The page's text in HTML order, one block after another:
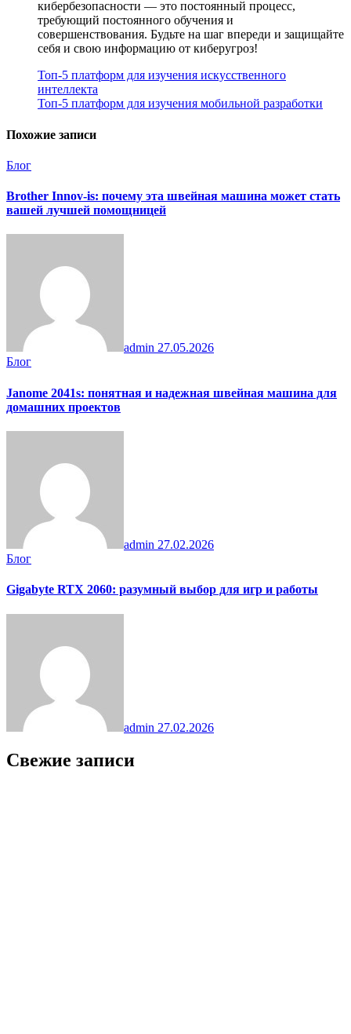
кибербезопасности — это постоянный процесс,
требующий постоянного обучения и
совершенствования. Будьте на шаг впереди и защищайте
себя и свою информацию от киберугроз!
Навигация
по
Топ-5 платформ для изучения искусственного
интеллекта
Топ-5 платформ для изучения мобильной разработки
Похожие записи
Блог
Brother Innov-is: почему эта швейная машина может стать
вашей лучшей помощницей
admin 27.05.2026
Блог
Janome 2041s: понятная и надежная швейная машина для
домашних проектов
admin 27.02.2026
Блог
Gigabyte RTX 2060: разумный выбор для игр и работы
admin 27.02.2026
Свежие записи